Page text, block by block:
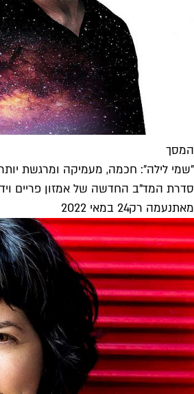
המסך
"שמי לילה": חכמה, מעמיקה ומרגשת
סדרת המד"ב החדשה של אמזון פריים
מאתנעמה רק24 במאי 2022